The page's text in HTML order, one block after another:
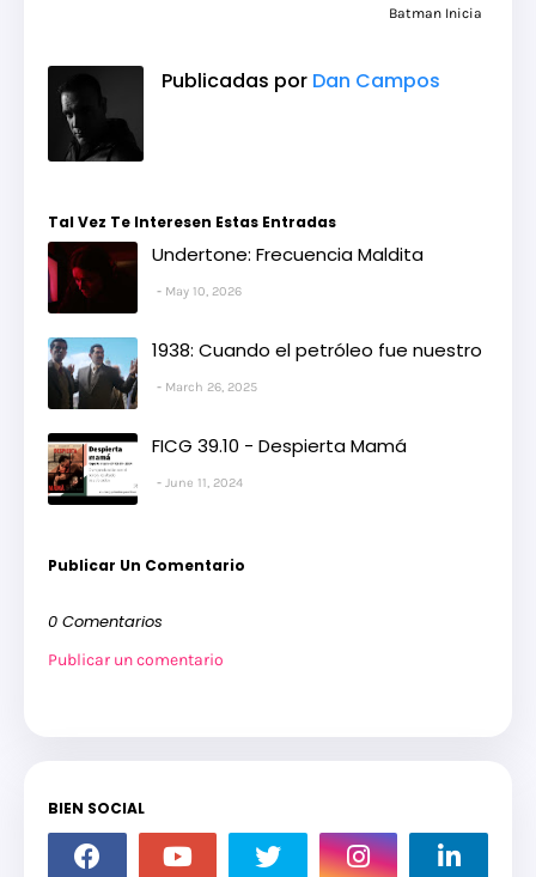
Batman Inicia
Publicadas por Dan Campos
Tal Vez Te Interesen Estas Entradas
Undertone: Frecuencia Maldita
May 10, 2026
1938: Cuando el petróleo fue nuestro
March 26, 2025
FICG 39.10 - Despierta Mamá
June 11, 2024
Publicar Un Comentario
0 Comentarios
Publicar un comentario
BIEN SOCIAL